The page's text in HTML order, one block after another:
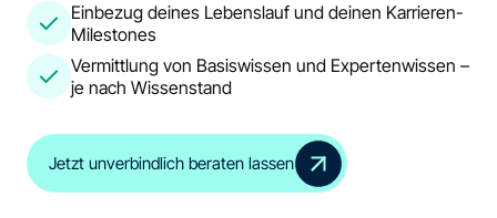
Einbezug deines Lebenslauf und deinen Karrieren-
Milestones
Vermittlung von Basiswissen und Expertenwissen –
je nach Wissenstand
Jetzt unverbindlich beraten lassen